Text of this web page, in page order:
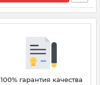
100% гарантия качества